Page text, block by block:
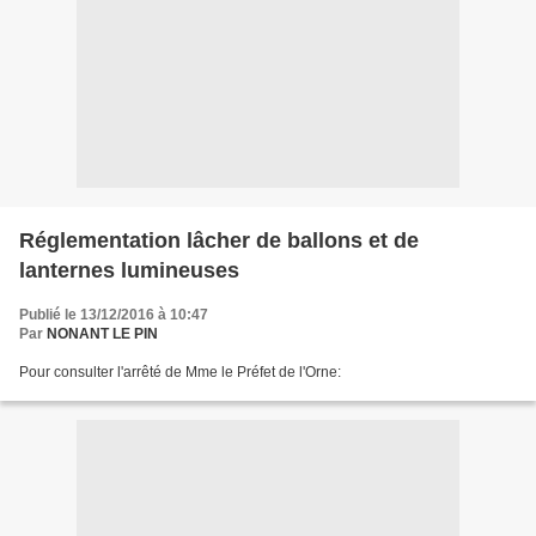
Réglementation lâcher de ballons et de
lanternes lumineuses
Publié le 13/12/2016 à 10:47
Par NONANT LE PIN
Pour consulter l'arrêté de Mme le Préfet de l'Orne: